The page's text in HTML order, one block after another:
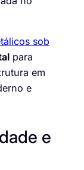
sob
para
em
e
e